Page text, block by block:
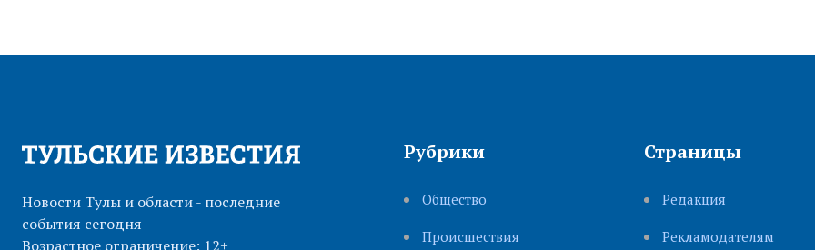
Новости Тулы и области - последние
события сегодня
Возрастное ограничение: 12+
Рубрики
Общество
Происшествия
Страницы
Редакция
Рекламодателям